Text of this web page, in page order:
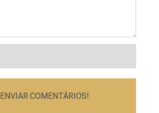
ENVIAR COMENTÁRIOS!